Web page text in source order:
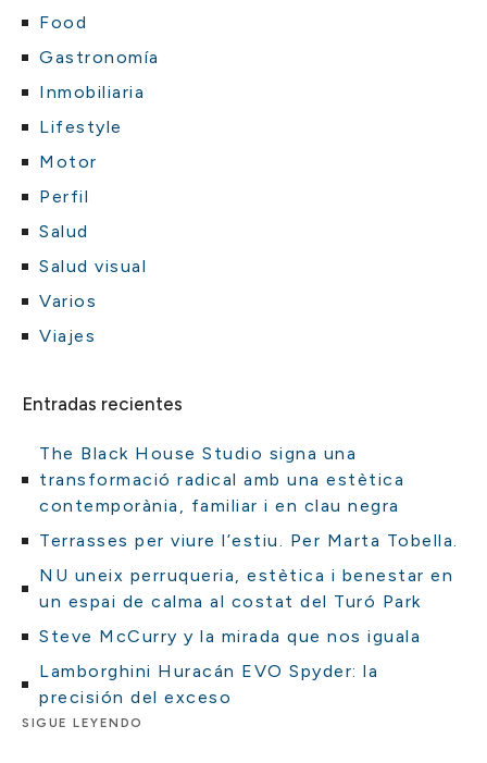
Food
Gastronomía
Inmobiliaria
Lifestyle
Motor
Perfil
Salud
Salud visual
Varios
Viajes
Entradas recientes
The Black House Studio signa una
transformació radical amb una estètica
contemporània, familiar i en clau negra
Terrasses per viure l’estiu. Per Marta Tobella.
NU uneix perruqueria, estètica i benestar en
un espai de calma al costat del Turó Park
Steve McCurry y la mirada que nos iguala
Lamborghini Huracán EVO Spyder: la
precisión del exceso
SIGUE LEYENDO